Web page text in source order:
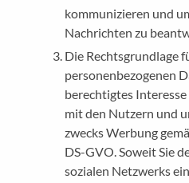
kommunizieren und
Nachrichten zu
Die Rechtsgrundlage
personenbezogenen
berechtigtes
mit den Nutzern und
zwecks Werbung
DS-GVO. Soweit Sie
sozialen Netzwerks